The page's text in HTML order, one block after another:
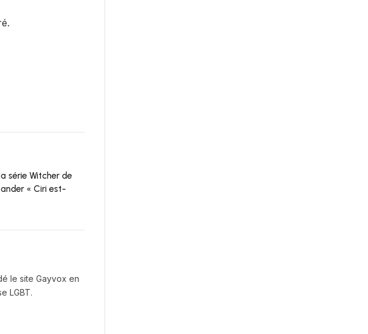
série Witcher de
« Ciri est-
le site Gayvox en
LGBT.